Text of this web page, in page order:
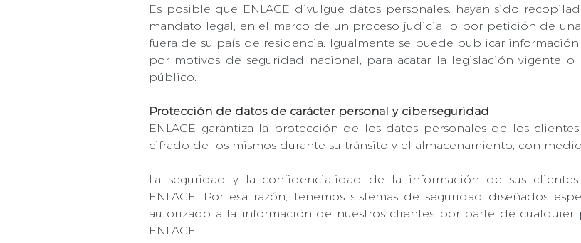
Es posible que ENLACE divulgue datos personales, hayan sido
mandato legal, en el marco de un proceso judicial o por petición de
fuera de su país de residencia. Igualmente se puede publicar
por motivos de seguridad nacional, para acatar la legislación vigente
público.
Protección de datos de carácter personal y ciberseguridad
ENLACE garantiza la protección de los datos personales de los
cifrado de los mismos durante su tránsito y el almacenamiento, con
La seguridad y la confidencialidad de la información de sus
ENLACE. Por esa razón, tenemos sistemas de seguridad diseñados
autorizado a la información de nuestros clientes por parte de cualquier
ENLACE.